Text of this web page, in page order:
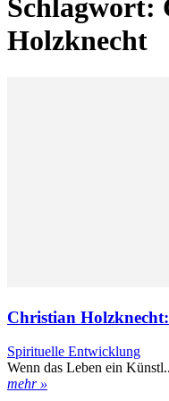
Schlagwort:
Holzknecht
Christian
Spirituelle Entwicklung
Wenn das Leben ein
mehr »